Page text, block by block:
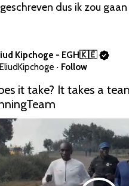
dus ik zou gaan
Kipchoge - EGH🇰🇪
· Follow
it take? It takes a